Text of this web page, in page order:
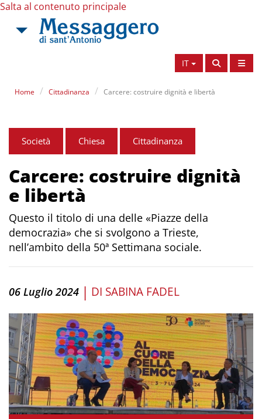
Salta al contenuto principale
IT
Home Cittadinanza Carcere: costruire dignità e libertà
Società Chiesa Cittadinanza
Carcere: costruire dignità
e libertà
Questo il titolo di una delle «Piazze della
democrazia» che si svolgono a Trieste,
nell’ambito della 50ª Settimana sociale.
06 Luglio 2024 | DI SABINA FADEL